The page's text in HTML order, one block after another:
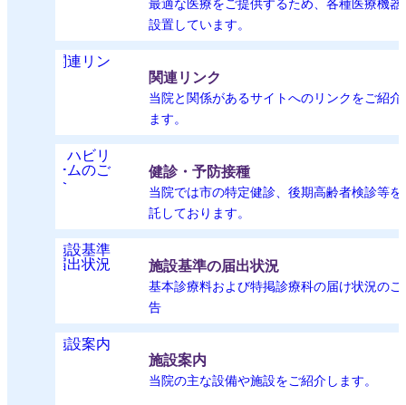
最適な医療をご提供するため、各種医療機器
設置しています。
関連リンク
当院と関係があるサイトへのリンクをご紹介
ます。
健診・予防接種
当院では市の特定健診、後期高齢者検診等を
託しております。
施設基準の届出状況
基本診療料および特掲診療科の届け状況のご
告
施設案内
当院の主な設備や施設をご紹介します。